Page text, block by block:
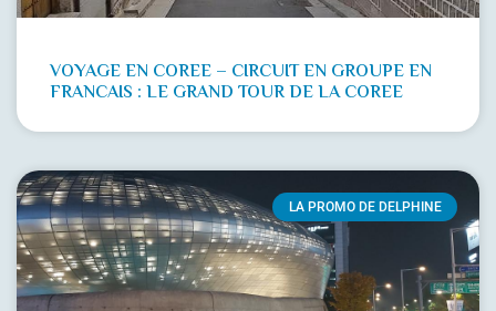
VOYAGE EN COREE – CIRCUIT EN GROUPE EN
FRANCAIS : LE GRAND TOUR DE LA COREE
LA PROMO DE DELPHINE